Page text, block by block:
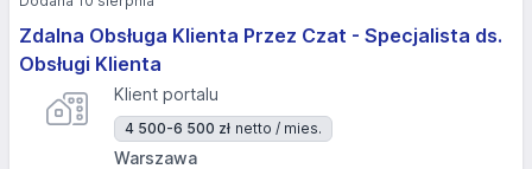
Zdalna Obsługa Klienta Przez Czat - Specjalista ds.
Obsługi Klienta
Klient portalu
4 500-6 500 zł netto / mies.
Warszawa